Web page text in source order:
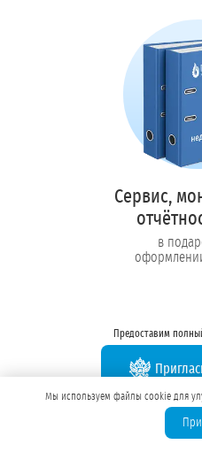
Сервис,
в
Предоставим
Колл-центр на
Мы используем файлы cookie для